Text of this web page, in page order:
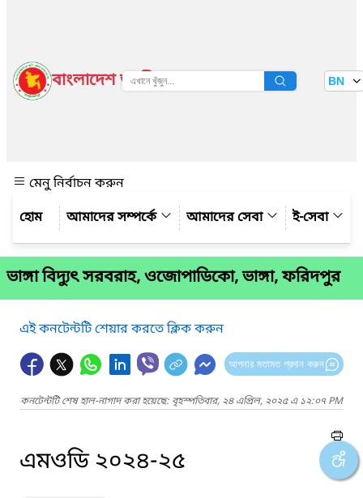
বাংলাদেশ জাতীয় তথ্য বাতায়ন BN
মেনু নির্বাচন করুন
আমাদের সম্পর্কে
আমাদের সেবা ই-সেবা
ভাঙ্গা বিদ্যুৎ সরবরাহ, ওজোপাডিকো, ভাঙ্গা, ফরিদপুর
এই কনটেন্টটি শেয়ার করতে ক্লিক করুন
আপনার মতামত প্রদান করুন
কনটেন্টটি শেষ হাল-নাগাদ করা হয়েছে: বৃহস্পতিবার, ২৪ এপ্রিল, ২০২৫ এ ১২:০৭ PM
এমওডি ২০২৪-২৫